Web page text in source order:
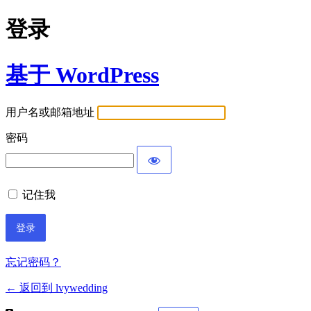
登录
基于 WordPress
用户名或邮箱地址
密码
记住我
忘记密码？
← 返回到 lvywedding